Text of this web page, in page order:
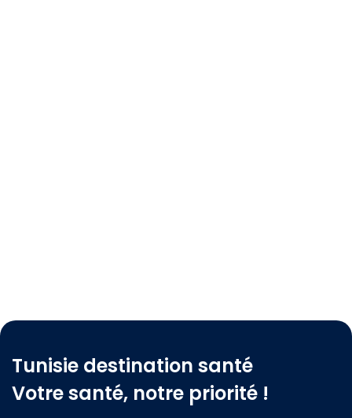
Tunisie destination santé
Votre santé, notre priorité !